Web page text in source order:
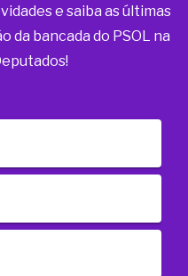
e saiba as últimas
da bancada do PSOL na